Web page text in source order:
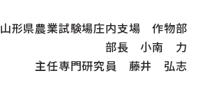
山形県農業試験場庄内支場 作物部
部長 小南 力
主任専門研究員 藤井 弘志